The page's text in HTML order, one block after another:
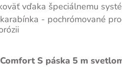
S páska 5 m
vďaka špeciálnemu
- pochrómované